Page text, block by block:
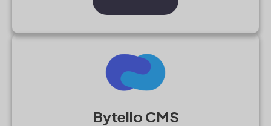
Bytello CMS